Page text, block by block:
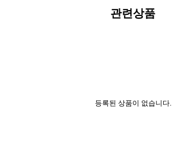
관련상품
등록된 상품이 없습니다.